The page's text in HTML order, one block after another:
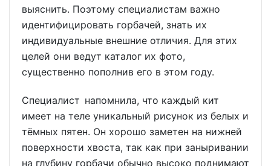
выяснить. Поэтому специалистам важно
идентифицировать горбачей, знать их
индивидуальные внешние отличия. Для этих
целей они ведут каталог их фото,
существенно пополнив его в этом году.
Специалист напомнила, что каждый кит
имеет на теле уникальный рисунок из белых и
тёмных пятен. Он хорошо заметен на нижней
поверхности хвоста, так как при заныривании
на глубину горбачи обычно высоко поднимают